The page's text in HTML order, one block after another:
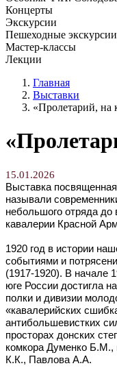
Концерты
Экскурсии
Пешеходные экскурсии
Мастер-классы
Лекции
Главная
Выставки
«Пролетарий, на
15.01.2026
Выставка
называли
небольшого отряда до
кавалерии Красной
1920 год в истории
событиями и
(1917-1920). В начале
юге России достигла
полки и дивизии
«кавалерийских
антибольшевистких
просторах донских
комкора Думенко Б.М.,
К.К., Павлова А.А.